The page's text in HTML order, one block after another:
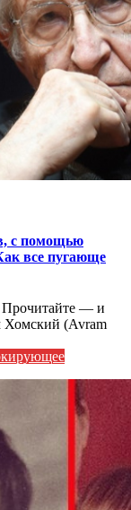
с помощью
все пугающе
Прочитайте — и
Хомский (Avram